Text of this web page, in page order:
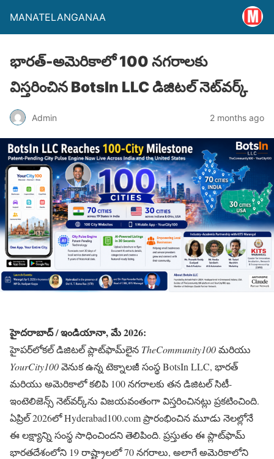
MANATELANGANAA
భారత్-అమెరికాలో 100 నగరాలకు
విస్తరించిన BotsIn LLC డిజిటల్ నెట్‌వర్క్
Admin 2 months ago
హైదరాబాద్ / ఇండియానా, మే 2026:
హైపర్‌లోకల్ డిజిటల్ ప్లాట్‌ఫామ్‌లైన TheCommunity100మరియు
YourCity100వెనుక ఉన్న టెక్నాలజీ సంస్థ BotsIn LLC, భారత్
మరియు అమెరికాలో కలిపి 100 నగరాలకు తన డిజిటల్ సిటీ-
ఇంటెలిజెన్స్ నెట్‌వర్క్‌ను విజయవంతంగా విస్తరించినట్లు ప్రకటించింది.
ఏప్రిల్ 2026లో Hyderabad100.com ప్రారంభించిన మూడు నెలల్లోనే
ఈ లక్ష్యాన్ని సంస్థ సాధించిందని తెలిపింది. ప్రస్తుతం ఈ ప్లాట్‌ఫామ్
భారతదేశంలోని 19 రాష్ట్రాలలో 70 నగరాలు, అలాగే అమెరికాలోని